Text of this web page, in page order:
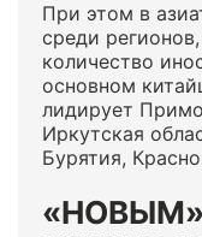
При этом в
среди
количество
основном
лидирует
Иркутская
Бурятия,